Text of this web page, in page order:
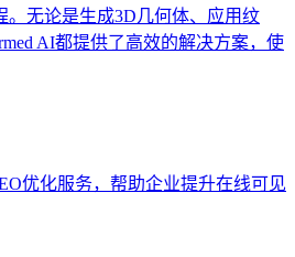
。无论是生成3D几何体、应用纹
AI都提供了高效的解决方案，使
优化服务，帮助企业提升在线可见